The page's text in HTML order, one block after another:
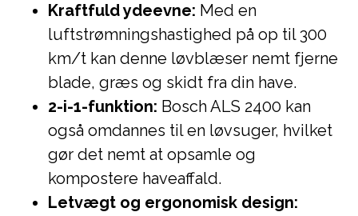
Kraftfuld ydeevne: Med en
luftstrømningshastighed på op til 300
km/t kan denne løvblæser nemt fjerne
blade, græs og skidt fra din have.
2-i-1-funktion: Bosch ALS 2400 kan
også omdannes til en løvsuger, hvilket
gør det nemt at opsamle og
kompostere haveaffald.
Letvægt og ergonomisk design: